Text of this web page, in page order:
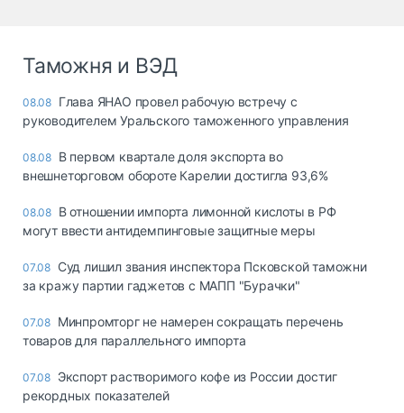
Таможня и ВЭД
08.08 Глава ЯНАО провел рабочую встречу с
руководителем Уральского таможенного управления
08.08 В первом квартале доля экспорта во
внешнеторговом обороте Карелии достигла 93,6%
08.08 В отношении импорта лимонной кислоты в РФ
могут ввести антидемпинговые защитные меры
07.08 Суд лишил звания инспектора Псковской таможни
за кражу партии гаджетов с МАПП "Бурачки"
07.08 Минпромторг не намерен сокращать перечень
товаров для параллельного импорта
07.08 Экспорт растворимого кофе из России достиг
рекордных показателей